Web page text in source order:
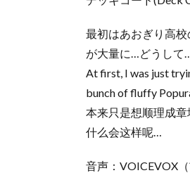
最初はあおぎり高
が大量に…どうして…
At first, I was just
bunch of fluffy
本来只是想顺理成
什么会这样呢…
音声：VOICEVOX（